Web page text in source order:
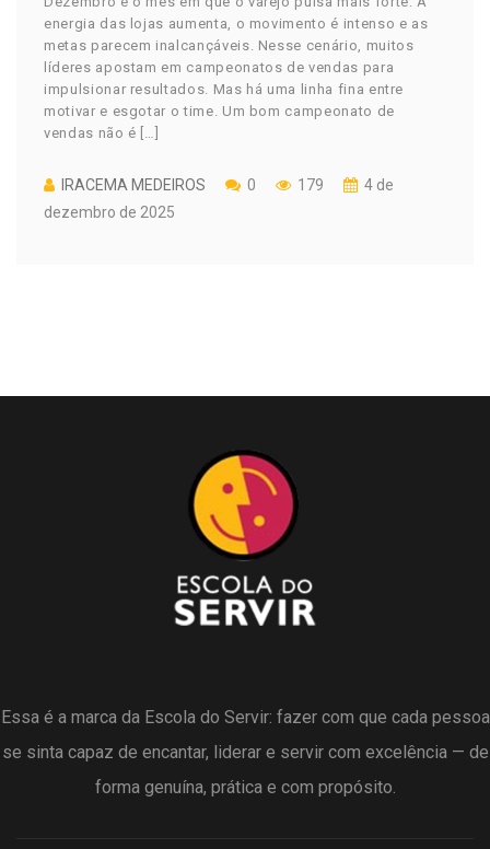
energia das lojas aumenta, o movimento é intenso e as
metas parecem inalcançáveis. Nesse cenário, muitos
líderes apostam em campeonatos de vendas para
impulsionar resultados. Mas há uma linha fina entre
motivar e esgotar o time. Um bom campeonato de
vendas não é […]
IRACEMA MEDEIROS 0 179
4 de
dezembro de 2025
Essa é a marca da Escola do Servir: fazer com que cada pessoa
se sinta capaz de encantar, liderar e servir com excelência — de
forma genuína, prática e com propósito.